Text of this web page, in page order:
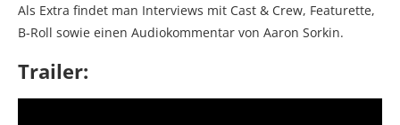
Als Extra findet man Interviews mit Cast & Crew, Featurette,
B-Roll sowie einen Audiokommentar von Aaron Sorkin.
Trailer: